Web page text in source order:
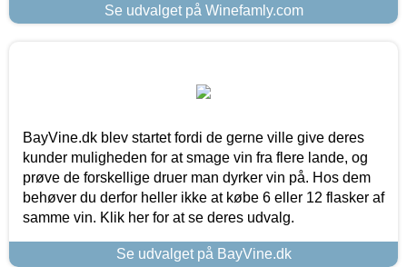
Se udvalget på Winefamly.com
BayVine.dk blev startet fordi de gerne ville give deres
kunder muligheden for at smage vin fra flere lande, og
prøve de forskellige druer man dyrker vin på. Hos dem
behøver du derfor heller ikke at købe 6 eller 12 flasker af
samme vin. Klik her for at se deres udvalg.
Se udvalget på BayVine.dk